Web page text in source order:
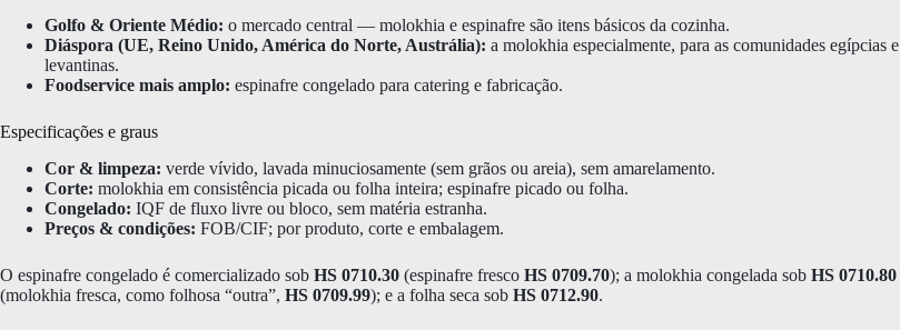
Golfo & Oriente Médio: o mercado central — molokhia e espinafre são itens básicos da cozinha.
Diáspora (UE, Reino Unido, América do Norte, Austrália): a molokhia especialmente, para as comunidades egípcias e
levantinas.
Foodservice mais amplo: espinafre congelado para catering e fabricação.
Especificações e graus
Cor & limpeza: verde vívido, lavada minuciosamente (sem grãos ou areia), sem amarelamento.
Corte: molokhia em consistência picada ou folha inteira; espinafre picado ou folha.
Congelado: IQF de fluxo livre ou bloco, sem matéria estranha.
Preços & condições: FOB/CIF; por produto, corte e embalagem.
O espinafre congelado é comercializado sob HS 0710.30 (espinafre fresco HS 0709.70); a molokhia congelada sob HS 0710.80
(molokhia fresca, como folhosa “outra”, HS 0709.99); e a folha seca sob HS 0712.90.